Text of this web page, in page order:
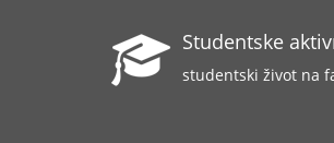
Studentske
studentski život na